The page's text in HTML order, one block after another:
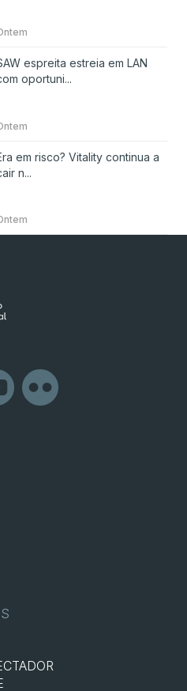
espreita estreia em LAN
oportuni...
em risco? Vitality continua a
n...